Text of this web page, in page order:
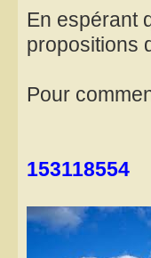
En espérant
propositions
Pour
153118554